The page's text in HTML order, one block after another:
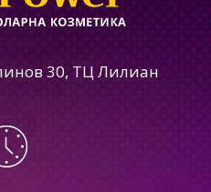
30, ТЦ Лилиан